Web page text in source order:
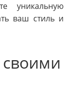
уникальную
ваш стиль и
своими